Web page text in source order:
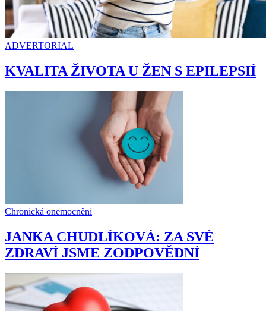
ADVERTORIAL
KVALITA ŽIVOTA U ŽEN S EPILEPSIÍ
Chronická onemocnění
JANKA CHUDLÍKOVÁ: ZA SVÉ
ZDRAVÍ JSME ZODPOVĚDNÍ